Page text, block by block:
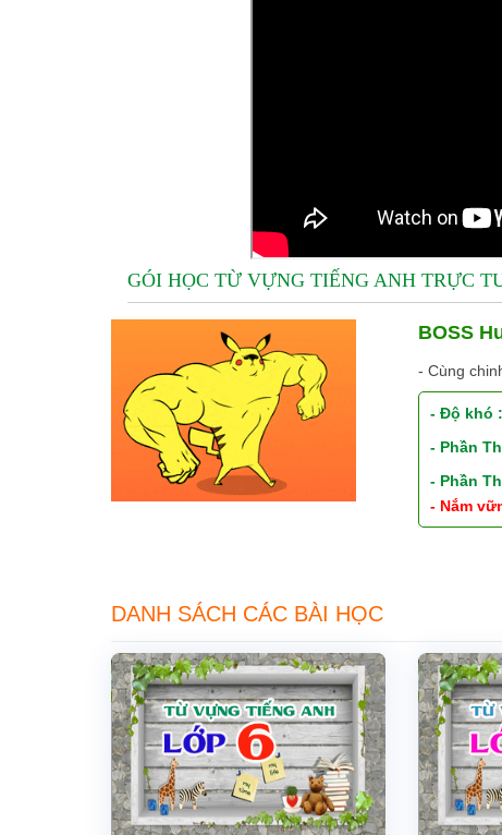
GÓI HỌC TỪ VỰNG TIẾNG ANH TRỰC
BOSS
- Cùng
- Độ khó
- Phần
- Phần
- Nắm
DANH SÁCH CÁC BÀI HỌC